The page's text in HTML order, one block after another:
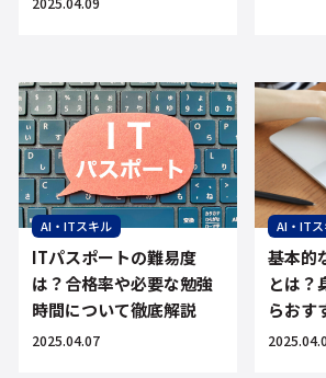
AI・ITスキル
ITパスポートの難易度
は？合格率や必要な勉強
時間について徹底解説
2025.04.07
AI・IT
基本的
とは？
らおす